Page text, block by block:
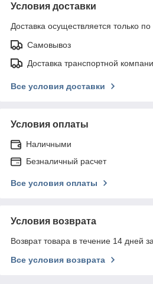
Условия доставки
Доставка осуществляется только по
Самовывоз
Доставка транспортной
Все условия доставки
Условия оплаты
Наличными
Безналичный расчет
Все условия оплаты
Условия возврата
Возврат товара в течение 14 дней
Все условия возврата